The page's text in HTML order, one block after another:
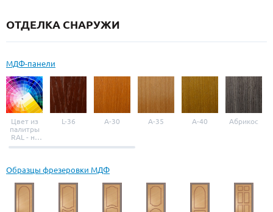
ОТДЕЛКА СНАРУЖИ
МДФ-панели
Цвет из
палитры
RAL - на
выбор
L-36 A-30 A-35 A-40 Абрикос
Образцы фрезеровки МДФ